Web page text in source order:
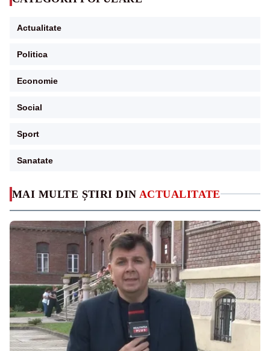
MAI MULTE ȘTIRI DIN ACTUALITATE
Actualitate
Politica
Economie
Social
Sport
Sanatate